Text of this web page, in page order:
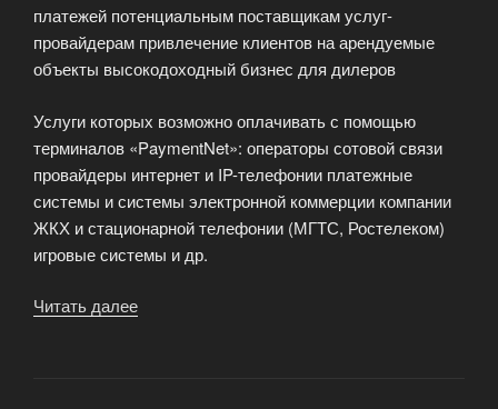
платежей потенциальным поставщикам услуг-
провайдерам привлечение клиентов на арендуемые
объекты высокодоходный бизнес для дилеров
Услуги которых возможно оплачивать с помощью
терминалов «PaymentNet»: операторы сотовой связи
провайдеры интернет и IP-телефонии платежные
системы и системы электронной коммерции компании
ЖКХ и стационарной телефонии (МГТС, Ростелеком)
игровые системы и др.
Читать далее